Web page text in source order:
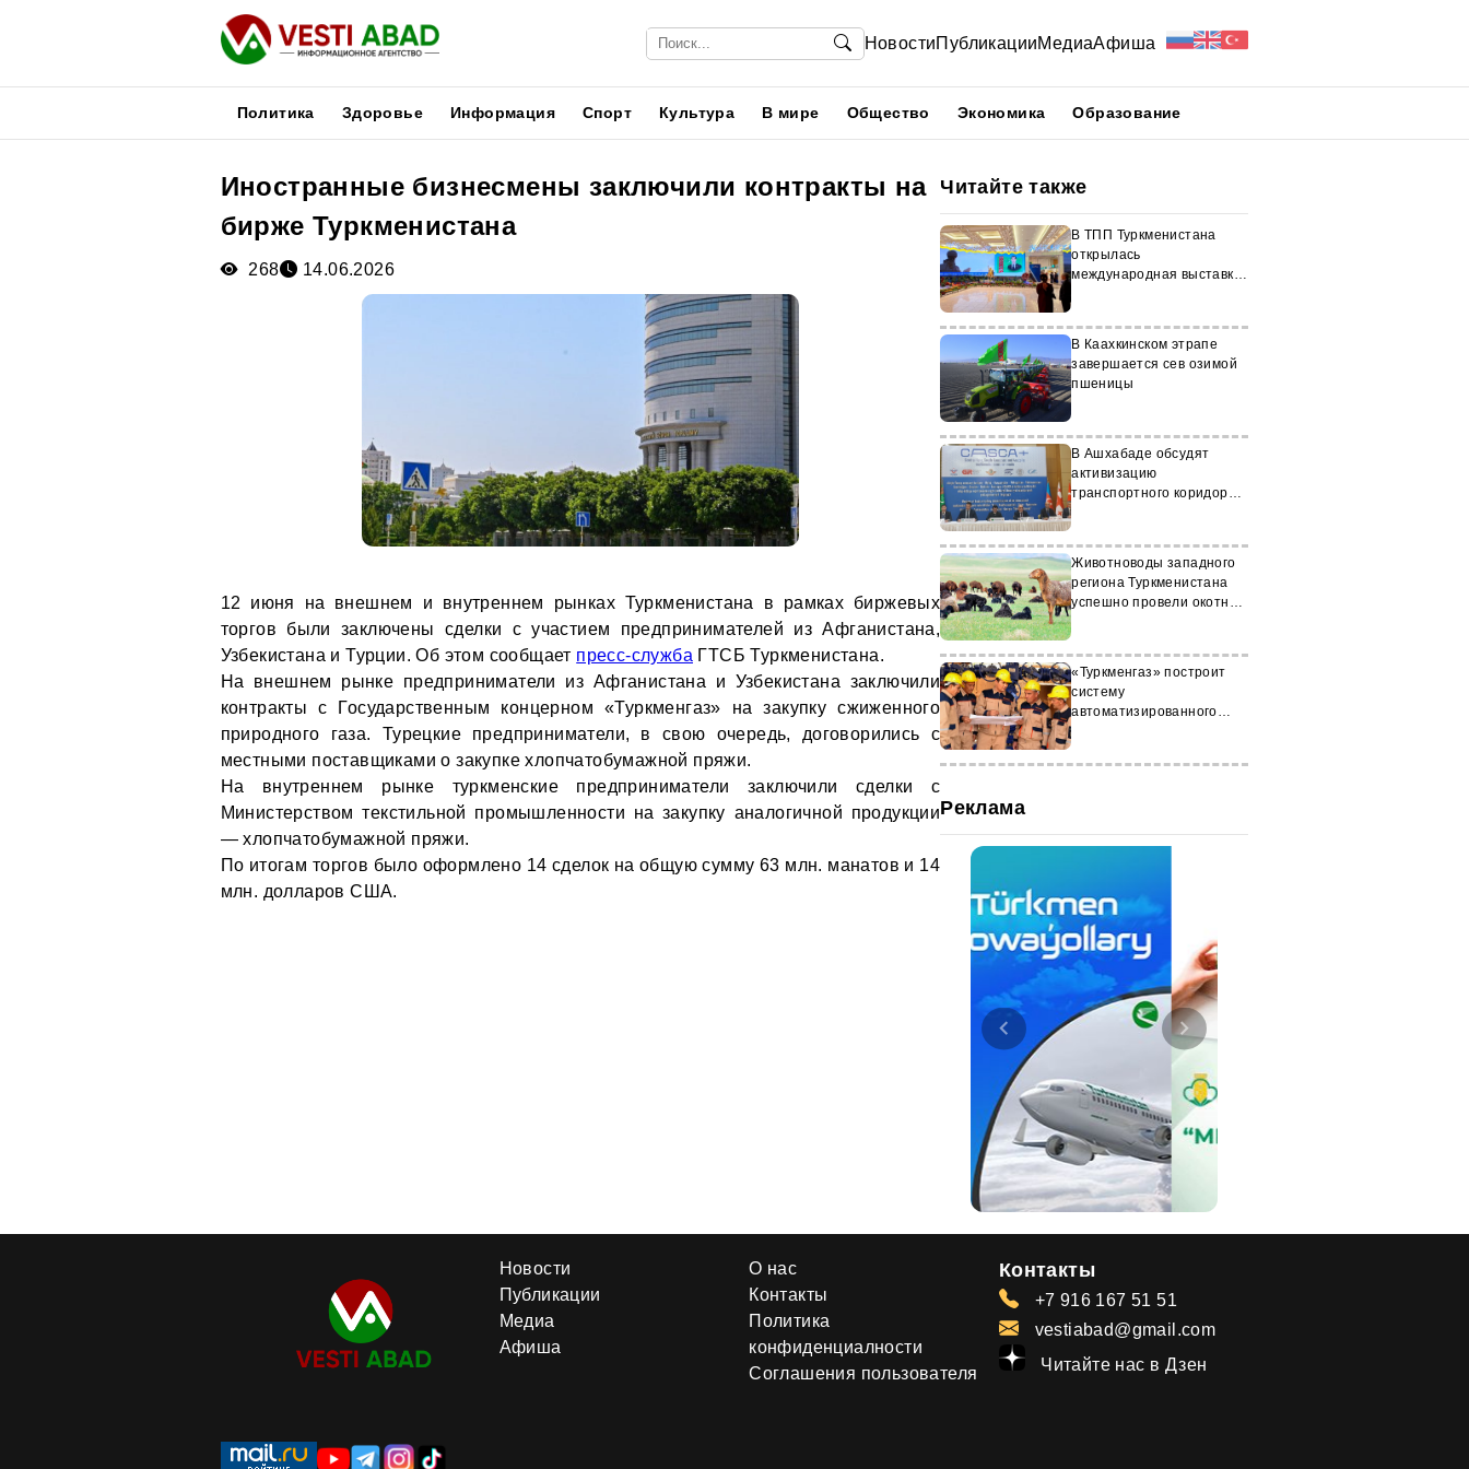
НовостиПубликацииМедиаАфиша
Политика Здоровье Информация Спорт Культура В мире Общество Экономика Образование
Иностранные бизнесмены заключили контракты на
бирже Туркменистана
268 14.06.2026
12 июня на внешнем и внутреннем рынках Туркменистана в рамках биржевых
торгов были заключены сделки с участием предпринимателей из Афганистана,
Узбекистана и Турции. Об этом сообщает пресс-служба ГТСБ Туркменистана.
На внешнем рынке предприниматели из Афганистана и Узбекистана заключили
контракты с Государственным концерном «Туркменгаз» на закупку сжиженного
природного газа. Турецкие предприниматели, в свою очередь, договорились с
местными поставщиками о закупке хлопчатобумажной пряжи.
На внутреннем рынке туркменские предприниматели заключили сделки с
Министерством текстильной промышленности на закупку аналогичной продукции
— хлопчатобумажной пряжи.
По итогам торгов было оформлено 14 сделок на общую сумму 63 млн. манатов и 14
млн. долларов США.
Читайте также
В ТПП Туркменистана
открылась
международная выставка
В Каахкинском этрапе
завершается сев озимой
пшеницы
В Ашхабаде обсудят
активизацию
транспортного коридора
Животноводы западного
региона Туркменистана
успешно провели окотную
«Туркменгаз» построит
систему
автоматизированного
Реклама
Новости
Публикации
Медиа
Афиша
О нас
Контакты
Политика
конфиденциалности
Соглашения пользователя
Контакты
+7 916 167 51 51
vestiabad@gmail.com
Читайте нас в Дзен